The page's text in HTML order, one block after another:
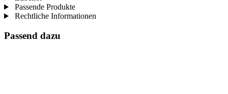
Passende Produkte
Rechtliche Informationen
Passend dazu